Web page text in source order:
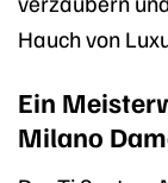
Hauch von
Ein
Milano